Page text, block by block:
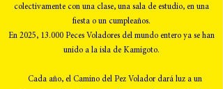
colectivamente con una clase, una sala de estudio, en una
fiesta o un cumpleaños.
En 2025, 13.000 Peces Voladores del mundo entero ya se han
unido a la isla de Kamigoto.
Cada año, el Camino del Pez Volador dará luz a un